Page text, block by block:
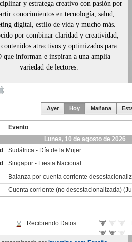
y estratega creativo con pasión por
conocimientos en tecnología, salud,
digital, estilo de vida y mucho más.
por combinar claridad y creatividad,
atractivos y optimizados para
que informan e inspiran a una amplia
variedad de lectores.